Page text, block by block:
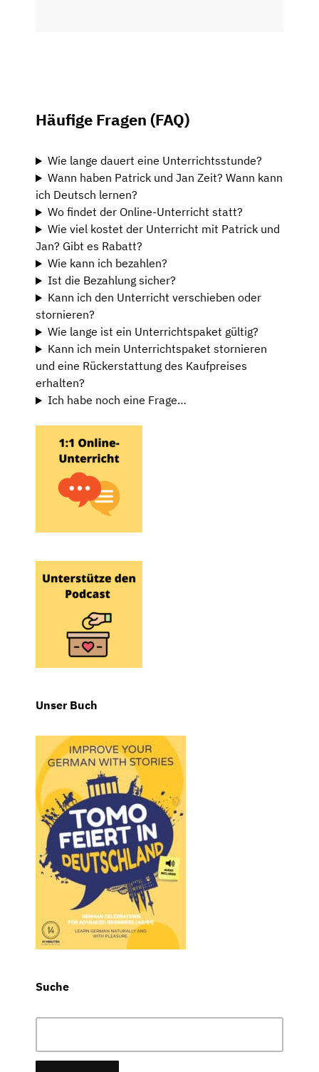
Häufige Fragen (FAQ)
Wie lange dauert eine Unterrichtsstunde?
Wann haben Patrick und Jan Zeit? Wann kann
ich Deutsch lernen?
Wo findet der Online-Unterricht statt?
Wie viel kostet der Unterricht mit Patrick und
Jan? Gibt es Rabatt?
Wie kann ich bezahlen?
Ist die Bezahlung sicher?
Kann ich den Unterricht verschieben oder
stornieren?
Wie lange ist ein Unterrichtspaket gültig?
Kann ich mein Unterrichtspaket stornieren
und eine Rückerstattung des Kaufpreises
erhalten?
Ich habe noch eine Frage…
Unser Buch
Suche